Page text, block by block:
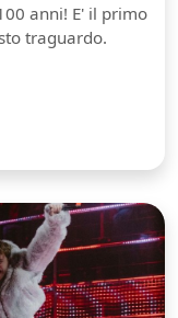
anni! E' il primo
traguardo.